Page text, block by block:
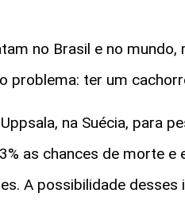
no Brasil e no mundo,
problema: ter um
na Suécia, para
as chances de morte e
A possibilidade desses